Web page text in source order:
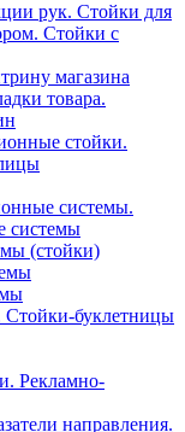
рук. Стойки для
Стойки с
магазина
товара.
стойки.
системы.
системы
(стойки)
Стойки-буклетницы
Рекламно-
направления.